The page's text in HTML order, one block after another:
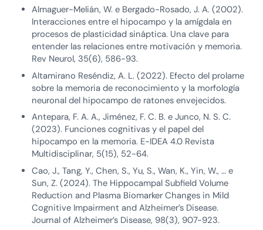
Almaguer-Melián, W. e Bergado-Rosado, J. A. (2002).
Interacciones entre el hipocampo y la amígdala en
procesos de plasticidad sináptica. Una clave para
entender las relaciones entre motivación y memoria.
Rev Neurol, 35(6), 586-93.
Altamirano Reséndiz, A. L. (2022). Efecto del prolame
sobre la memoria de reconocimiento y la morfología
neuronal del hipocampo de ratones envejecidos.
Antepara, F. A. A., Jiménez, F. C. B. e Junco, N. S. C.
(2023). Funciones cognitivas y el papel del
hipocampo en la memoria. E-IDEA 4.0 Revista
Multidisciplinar, 5(15), 52-64.
Cao, J., Tang, Y., Chen, S., Yu, S., Wan, K., Yin, W., … e
Sun, Z. (2024). The Hippocampal Subfield Volume
Reduction and Plasma Biomarker Changes in Mild
Cognitive Impairment and Alzheimer’s Disease.
Journal of Alzheimer’s Disease, 98(3), 907-923.